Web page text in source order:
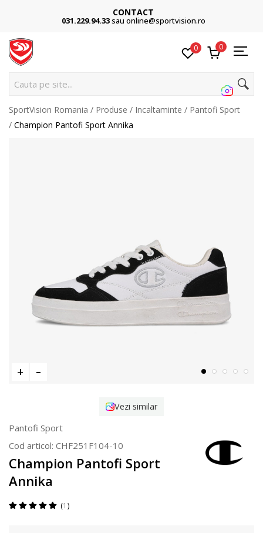
CONTACT
031.229.94.33sau online@sportvision.ro
0 0
Cauta pe site...
SportVision Romania Produse Incaltaminte
Pantofi Sport
Champion Pantofi Sport Annika
Vezi similar
Pantofi Sport
Cod articol: CHF251F104-10
Champion Pantofi Sport
Annika
1